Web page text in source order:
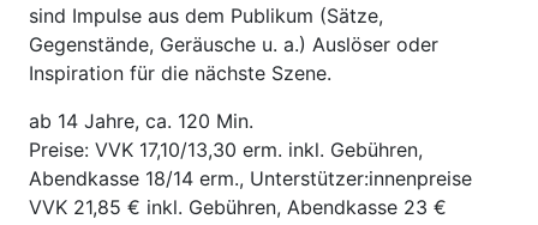
sind Impulse aus dem Publikum (Sätze,
Gegenstände, Geräusche u. a.) Auslöser oder
Inspiration für die nächste Szene.
ab 14 Jahre, ca. 120 Min.
Preise: VVK 17,10/13,30 erm. inkl. Gebühren,
Abendkasse 18/14 erm., Unterstützer:innenpreise
VVK 21,85 € inkl. Gebühren, Abendkasse 23 €